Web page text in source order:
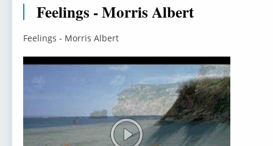
Feelings - Morris Albert
Feelings - Morris Albert